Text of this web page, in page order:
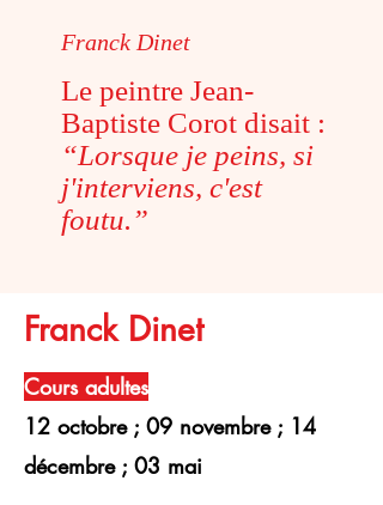
Franck Dinet
Le peintre Jean-
Baptiste Corot disait :
“Lorsque je peins, si
j'interviens, c'est
foutu.”
Franck Dinet
Cours adultes
12 octobre ; 09 novembre ; 14
décembre ; 03 mai